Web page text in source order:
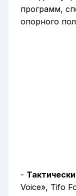
программ,
опорного
-
Voice», Tifo